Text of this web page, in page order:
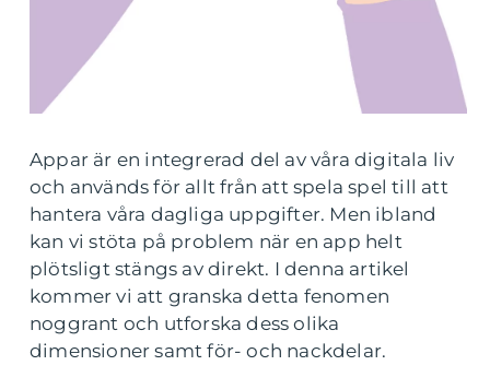
Appar är en integrerad del av våra digitala liv
och används för allt från att spela spel till att
hantera våra dagliga uppgifter. Men ibland
kan vi stöta på problem när en app helt
plötsligt stängs av direkt. I denna artikel
kommer vi att granska detta fenomen
noggrant och utforska dess olika
dimensioner samt för- och nackdelar.